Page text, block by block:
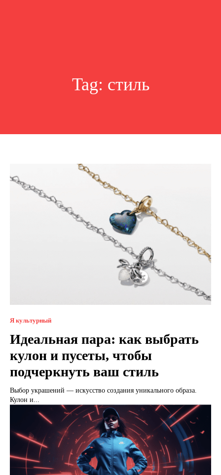
Tag: стиль
Я культурный
Идеальная пара: как выбрать
кулон и пусеты, чтобы
подчеркнуть ваш стиль
Выбор украшений — искусство создания уникального образа.
Кулон и...